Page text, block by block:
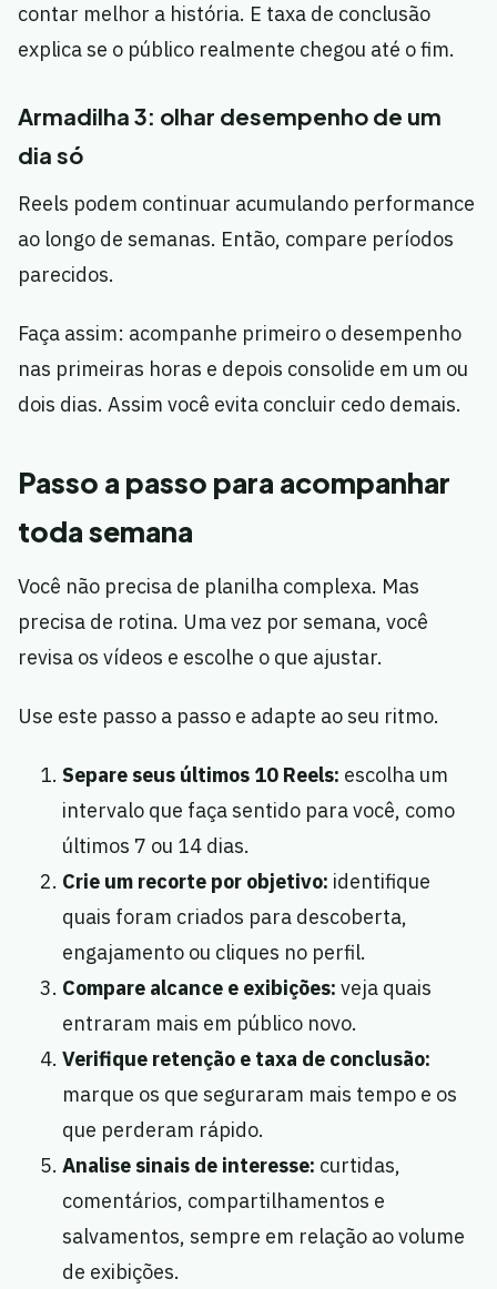
contar melhor a história. E taxa de conclusão
explica se o público realmente chegou até o fim.
Armadilha 3: olhar desempenho de um
dia só
Reels podem continuar acumulando performance
ao longo de semanas. Então, compare períodos
parecidos.
Faça assim: acompanhe primeiro o desempenho
nas primeiras horas e depois consolide em um ou
dois dias. Assim você evita concluir cedo demais.
Passo a passo para acompanhar
toda semana
Você não precisa de planilha complexa. Mas
precisa de rotina. Uma vez por semana, você
revisa os vídeos e escolhe o que ajustar.
Use este passo a passo e adapte ao seu ritmo.
Separe seus últimos 10 Reels: escolha um
intervalo que faça sentido para você, como
últimos 7 ou 14 dias.
Crie um recorte por objetivo: identifique
quais foram criados para descoberta,
engajamento ou cliques no perfil.
Compare alcance e exibições: veja quais
entraram mais em público novo.
Verifique retenção e taxa de conclusão:
marque os que seguraram mais tempo e os
que perderam rápido.
Analise sinais de interesse: curtidas,
comentários, compartilhamentos e
salvamentos, sempre em relação ao volume
de exibições.